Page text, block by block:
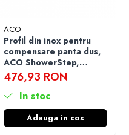
ACO
Profil din inox pentru
compensare panta dus,
ACO ShowerStep,
stanga, lungime
990mm, inaltime 12.5
mm, finisaj mat
476,93 RON
In stoc
Adauga in cos